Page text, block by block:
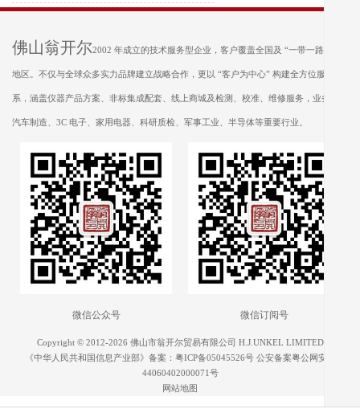
佛山翁开尔2002 年成立的技术服务型企业，客户覆盖全国及 “一带一路” 沿线
地区。不仅与全球众多实力品牌建立战略合作，更以 “客户为中心” 构建全方位服务体
系，涵盖仪器产品方案、非标集成配套、线上商城及检测、校准、维修服务，业务遍及
汽车制造、3C 电子、家用电器、科研质检、军事工业、半导体等重要行业。
微信公众号 微信订阅号
Copyright © 2012-2026 佛山市翁开尔贸易有限公司 H.J.UNKEL LIMITED
《中华人民共和国信息产业部》备案： 粤ICP备05045526号公安备案粤公网安备
44060402000071号
网站地图